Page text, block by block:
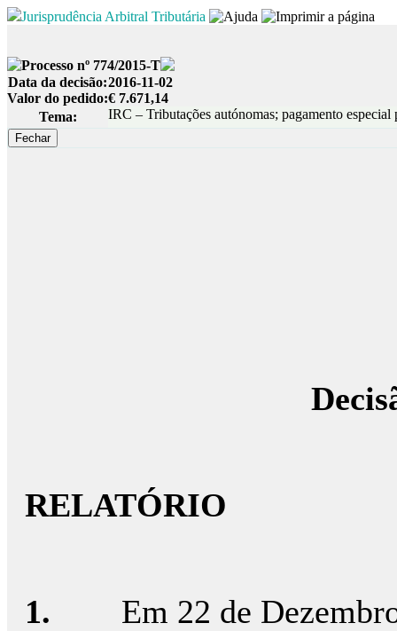
Jurisprudência Arbitral Tributária
Processo nº 774/2015-T
Data da decisão:2016-11-02
Valor do pedido:€ 7.671,14
Tema:
IRC – Tributações autónomas; pagamento especial
RELATÓRIO
1. Em 22 de